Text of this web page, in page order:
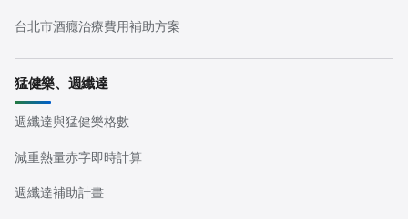
台北市酒癮治療費用補助方案
猛健樂、週纖達
週纖達與猛健樂格數
減重熱量赤字即時計算
週纖達補助計畫